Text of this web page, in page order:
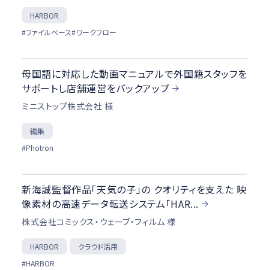
ライブ
製品カテゴリ
HARBOR
IP
映像伝送
スポーツ
ワークフロー構築
編集
HARBOR
#ファイルベース#ワークフロー
母国語に対応した動画マニュアルで外国籍スタッフを
サポートし店舗運営をバックアップ
ミニストップ株式会社 様
編集
#Photron
新海誠監督作品「天気の子」の クオリティを支えた 映
像素材の高速データ転送システム「HAR...
株式会社コミックス・ウェーブ・フィルム 様
HARBOR クラウド活用
#HARBOR